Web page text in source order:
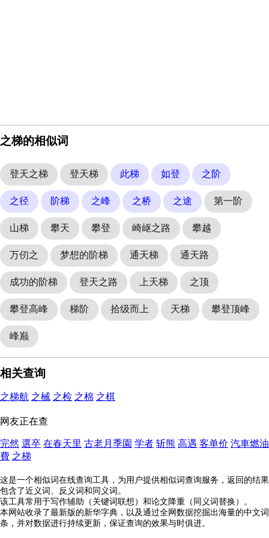
之梯的相似词
登天之梯 登天梯 此梯 如登 之阶
之径 阶梯 之峰 之桥 之途 第一阶
山梯 攀天 攀登 崎岖之路 攀越
万仞之 梦想的阶梯 通天梯 通天路
成功的阶梯 登天之路 上天梯 之顶
攀登高峰 梯阶 拾级而上 天梯 攀登顶峰
峰巅
相关查询
之梯航 之械 之检 之棉 之棋
网友正在查
完然 選卒 在春天里 古老月季園 学者 斩熊 高遇 客单价 汽車燃油
費 之梯
这是一个相似词在线查询工具，为用户提供相似词查询服务，返回的结果
包含了近义词、反义词和同义词。
该工具常用于写作辅助（关键词联想）和论文降重（同义词替换）。
本网站收录了最新版的新华字典，以及通过全网数据挖掘出海量的中文词
条，并对数据进行持续更新，保证查询的效果与时俱进。